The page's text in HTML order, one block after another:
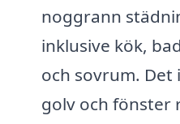
noggrann
inklusive kök,
och sovrum. Det
golv och fönster